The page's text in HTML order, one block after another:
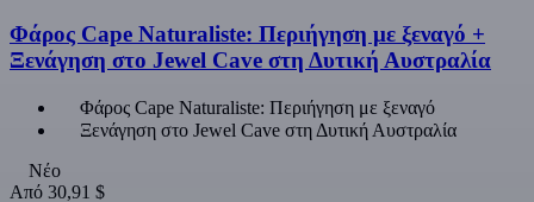
Φάρος Cape Naturaliste: Περιήγηση με ξεναγό +
Ξενάγηση στο Jewel Cave στη Δυτική Αυστραλία
Φάρος Cape Naturaliste: Περιήγηση με ξεναγό
Ξενάγηση στο Jewel Cave στη Δυτική Αυστραλία
Νέο
Από 30,91 $